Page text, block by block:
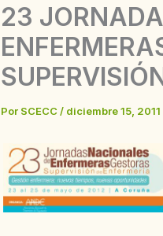
23
Por SCECC / diciembre 15, 2011